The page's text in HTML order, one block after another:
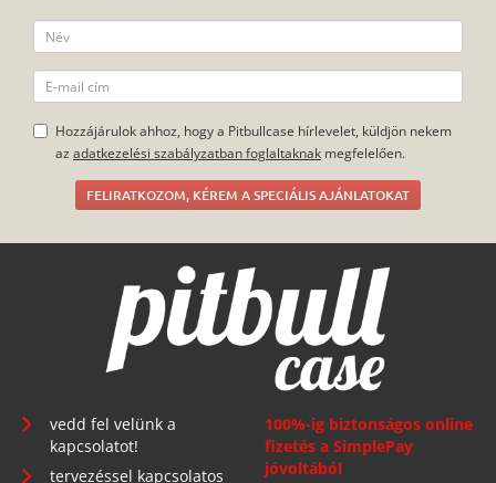
Hozzájárulok ahhoz, hogy a Pitbullcase hírlevelet, küldjön nekem
az adatkezelési szabályzatban foglaltaknak megfelelően.
FELIRATKOZOM, KÉREM A SPECIÁLIS AJÁNLATOKAT
vedd fel velünk a
kapcsolatot!
tervezéssel kapcsolatos
100%-ig biztonságos online
fizetés a SimplePay
jóvoltából